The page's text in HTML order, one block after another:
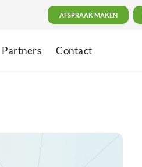
AFSPRAAK MAKEN
Partners Contact